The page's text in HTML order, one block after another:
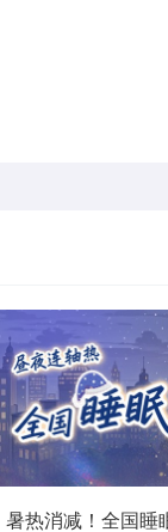
暑热消减！全国睡